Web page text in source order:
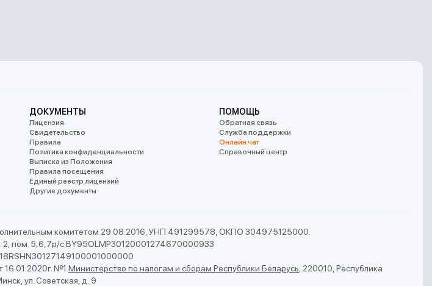
ДОКУМЕНТЫ
Лицензия
Свидетельство
Правила
Политика конфиденциальности
Выписка из Положения
Правила посещения
Единый реестр лицензий
Другие документы
ПОМОЩЬ
Обратная связь
Служба поддержки
Онлайн чат
Справочный центр
комитетом 29.08.2016, УНП 491299578, ОКПО 304975125000.
2, пом. 5,6,7р/с BY95OLMP30120001274670000933
№1 Министерство по налогам и сборам Республики Беларусь 220010, Республика
ул. Советская, д. 9